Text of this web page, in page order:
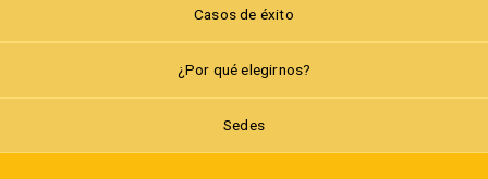
Casos de éxito
¿Por qué elegirnos?
Sedes